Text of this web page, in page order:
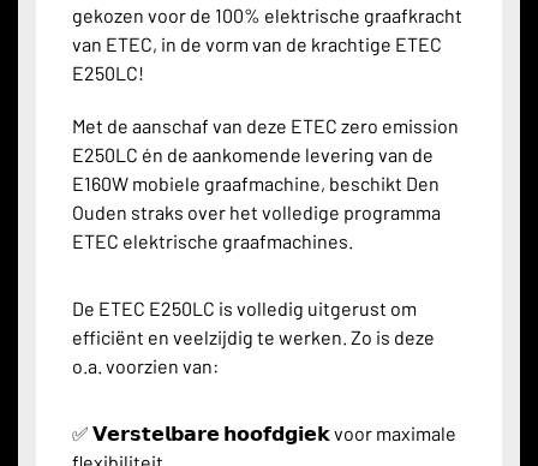
gekozen voor de 100% elektrische graafkracht
van ETEC, in de vorm van de krachtige ETEC
E250LC!
Met de aanschaf van deze ETEC zero emission
E250LC én de aankomende levering van de
E160W mobiele graafmachine, beschikt Den
Ouden straks over het volledige programma
ETEC elektrische graafmachines.
De ETEC E250LC is volledig uitgerust om
efficiënt en veelzijdig te werken. Zo is deze
o.a. voorzien van:
✅ 𝗩𝗲𝗿𝘀𝘁𝗲𝗹𝗯𝗮𝗿𝗲 𝗵𝗼𝗼𝗳𝗱𝗴𝗶𝗲𝗸 voor maximale